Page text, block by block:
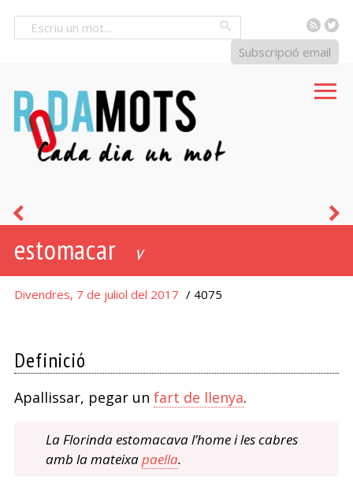
RSS
Subscripció email
estomacar v
Divendres, 7 de juliol del 2017 / 4075
Definició
Apallissar, pegar un fart de llenya.
La Florinda estomacava l’home i les cabres
amb la mateixapaella.
ullprendre